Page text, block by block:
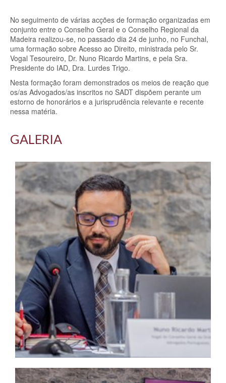
No seguimento de várias acções de formação organizadas em
conjunto entre o Conselho Geral e o Conselho Regional da
Madeira realizou-se, no passado dia 24 de junho, no Funchal,
uma formação sobre Acesso ao Direito, ministrada pelo Sr.
Vogal Tesoureiro, Dr. Nuno Ricardo Martins, e pela Sra.
Presidente do IAD, Dra. Lurdes Trigo.
Nesta formação foram demonstrados os meios de reação que
os/as Advogados/as inscritos no SADT dispõem perante um
estorno de honorários e a jurisprudência relevante e recente
nessa matéria.
GALERIA